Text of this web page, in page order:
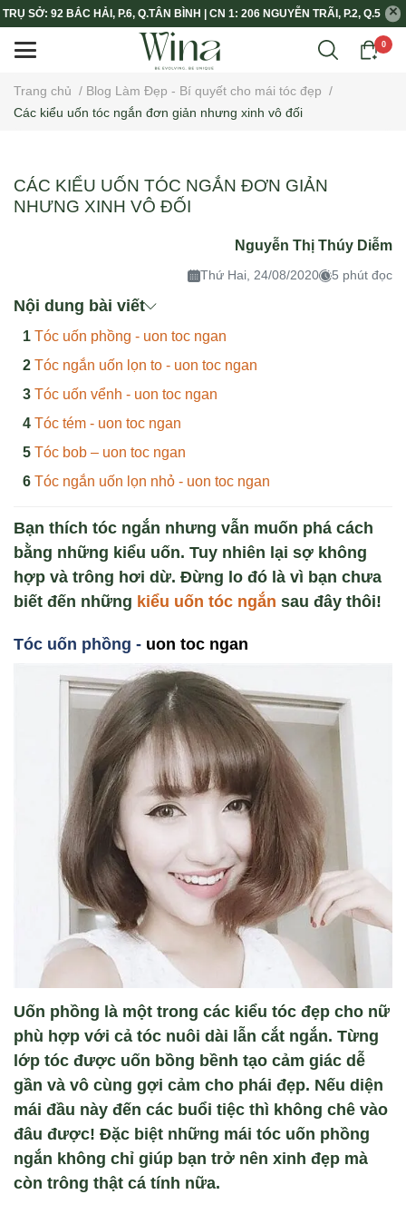
TRỤ SỞ: 92 BẮC HẢI, P.6, Q.TÂN BÌNH | CN 1: 206 NGUYỄN TRÃI, P.2, Q.5
0
Trang chủ / Blog Làm Đẹp - Bí quyết cho mái tóc đẹp /
Các kiểu uốn tóc ngắn đơn giản nhưng xinh vô đối
CÁC KIỂU UỐN TÓC NGẮN ĐƠN GIẢN
NHƯNG XINH VÔ ĐỐI
Nguyễn Thị Thúy Diễm
Thứ Hai, 24/08/2020 5 phút đọc
Nội dung bài viết
Tóc uốn phồng - uon toc ngan
Tóc ngắn uốn lọn to - uon toc ngan
Tóc uốn vểnh - uon toc ngan
Tóc tém - uon toc ngan
Tóc bob – uon toc ngan
Tóc ngắn uốn lọn nhỏ - uon toc ngan
Bạn thích tóc ngắn nhưng vẫn muốn phá cách
bằng những kiểu uốn. Tuy nhiên lại sợ không
hợp và trông hơi dừ. Đừng lo đó là vì bạn chưa
biết đến những kiểu uốn tóc ngắn sau đây thôi!
Tóc uốn phồng - uon toc ngan
Uốn phồng là một trong các kiểu tóc đẹp cho nữ
phù hợp với cả tóc nuôi dài lẫn cắt ngắn. Từng
lớp tóc được uốn bồng bềnh tạo cảm giác dễ
gần và vô cùng gợi cảm cho phái đẹp. Nếu diện
mái đầu này đến các buổi tiệc thì không chê vào
đâu được! Đặc biệt những mái tóc uốn phồng
ngắn không chỉ giúp bạn trở nên xinh đẹp mà
còn trông thật cá tính nữa.